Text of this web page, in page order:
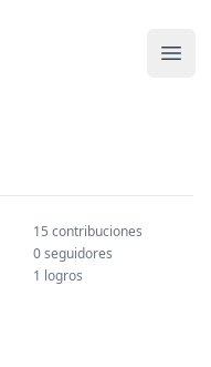
15 contribuciones
0 seguidores
1 logros